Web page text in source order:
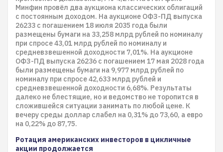
Минфин провёл два аукциона классических облигаций
с постоянным доходом. На аукционе ОФЗ-ПД выпуска
26233 с погашением 18 июля 2035 года были
размещены бумаги на 33,258 млрд рублей по номиналу
при спросе 43,01 млрд рублей по номиналу и
средневзвешенной доходности 7,01%. На аукционе
ОФЗ-ПД выпуска 26236 с погашением 17 мая 2028 года
были размещены бумаги на 9,977 млрд рублей по
номиналу при спросе 42,633 млрд рублей и
средневзвешенной доходности 6,68%. Результаты
далеко не блестящие, но и ведомство не торопится в
сложившейся ситуации занимать по любой цене. К
вечеру среды доллар слабел на 0,31% до 73,60, а евро
на 0,22% до 87,75.
Ротация американских инвесторов в цикличные
акции продолжается